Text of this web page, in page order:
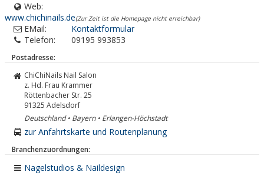
Web:
www.chichinails.de(Zur Zeit ist die Homepage nicht erreichbar)
EMail:
Kontaktformular
Telefon:
09195 993853
Postadresse:
ChiChiNails Nail Salon
z. Hd. Frau Krammer
Röttenbacher Str. 25
91325 Adelsdorf
Deutschland • Bayern • Erlangen-Höchstadt
zur Anfahrtskarte und Routenplanung
Branchenzuordnungen:
Nagelstudios & Naildesign